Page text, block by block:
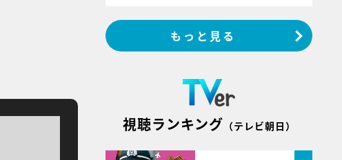
もっと見る
視聴ランキング （テレビ朝日）